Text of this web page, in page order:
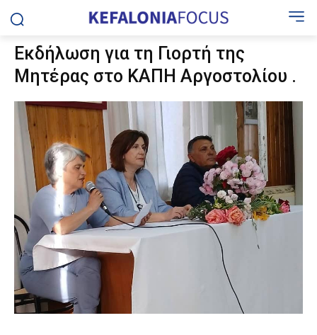
Εκδήλωση για τη Γιορτή της
Μητέρας στο ΚΑΠΗ Αργοστολίου .